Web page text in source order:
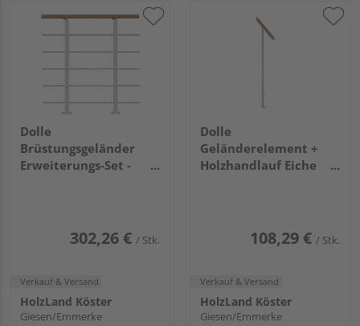
Dolle
Brüstungsgeländer
Erweiterungs-Set -
302,26 € / Stk.
Verkauf & Versand
HolzLand Köster
Giesen/Emmerke
Dolle
Geländerelement +
Holzhandlauf Eiche
108,29 € / Stk.
Verkauf & Versand
HolzLand Köster
Giesen/Emmerke